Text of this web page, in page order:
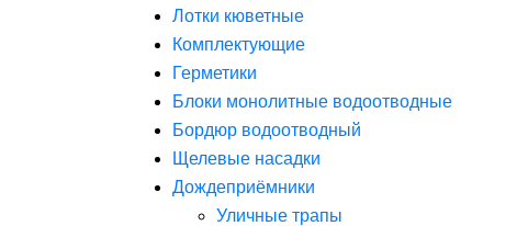
Лотки кюветные
Комплектующие
Герметики
Блоки монолитные водоотводные
Бордюр водоотводный
Щелевые насадки
Дождеприёмники
Уличные трапы